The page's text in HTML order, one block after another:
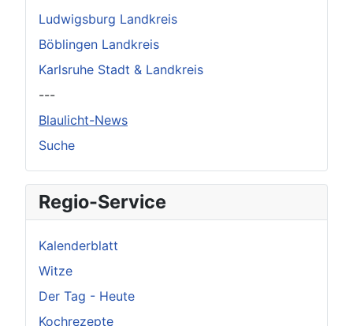
Ludwigsburg Landkreis
Böblingen Landkreis
Karlsruhe Stadt & Landkreis
---
Blaulicht-News
Suche
Regio-Service
Kalenderblatt
Witze
Der Tag - Heute
Kochrezepte